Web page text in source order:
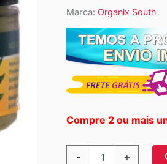
Marca: Organix South
Compre 2 ou mais
- +